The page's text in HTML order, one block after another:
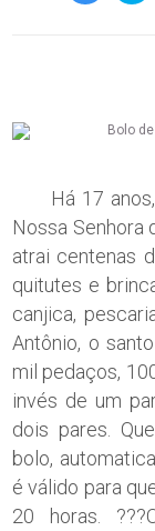
Há 17 anos,
Nossa Senhora
atrai centenas
quitutes e
canjica,
Antônio, o
mil pedaços,
invés de um
dois pares.
bolo,
é válido para
20 horas.